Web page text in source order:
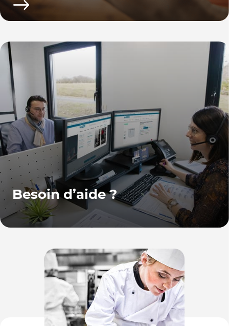
Besoin d’aide ?